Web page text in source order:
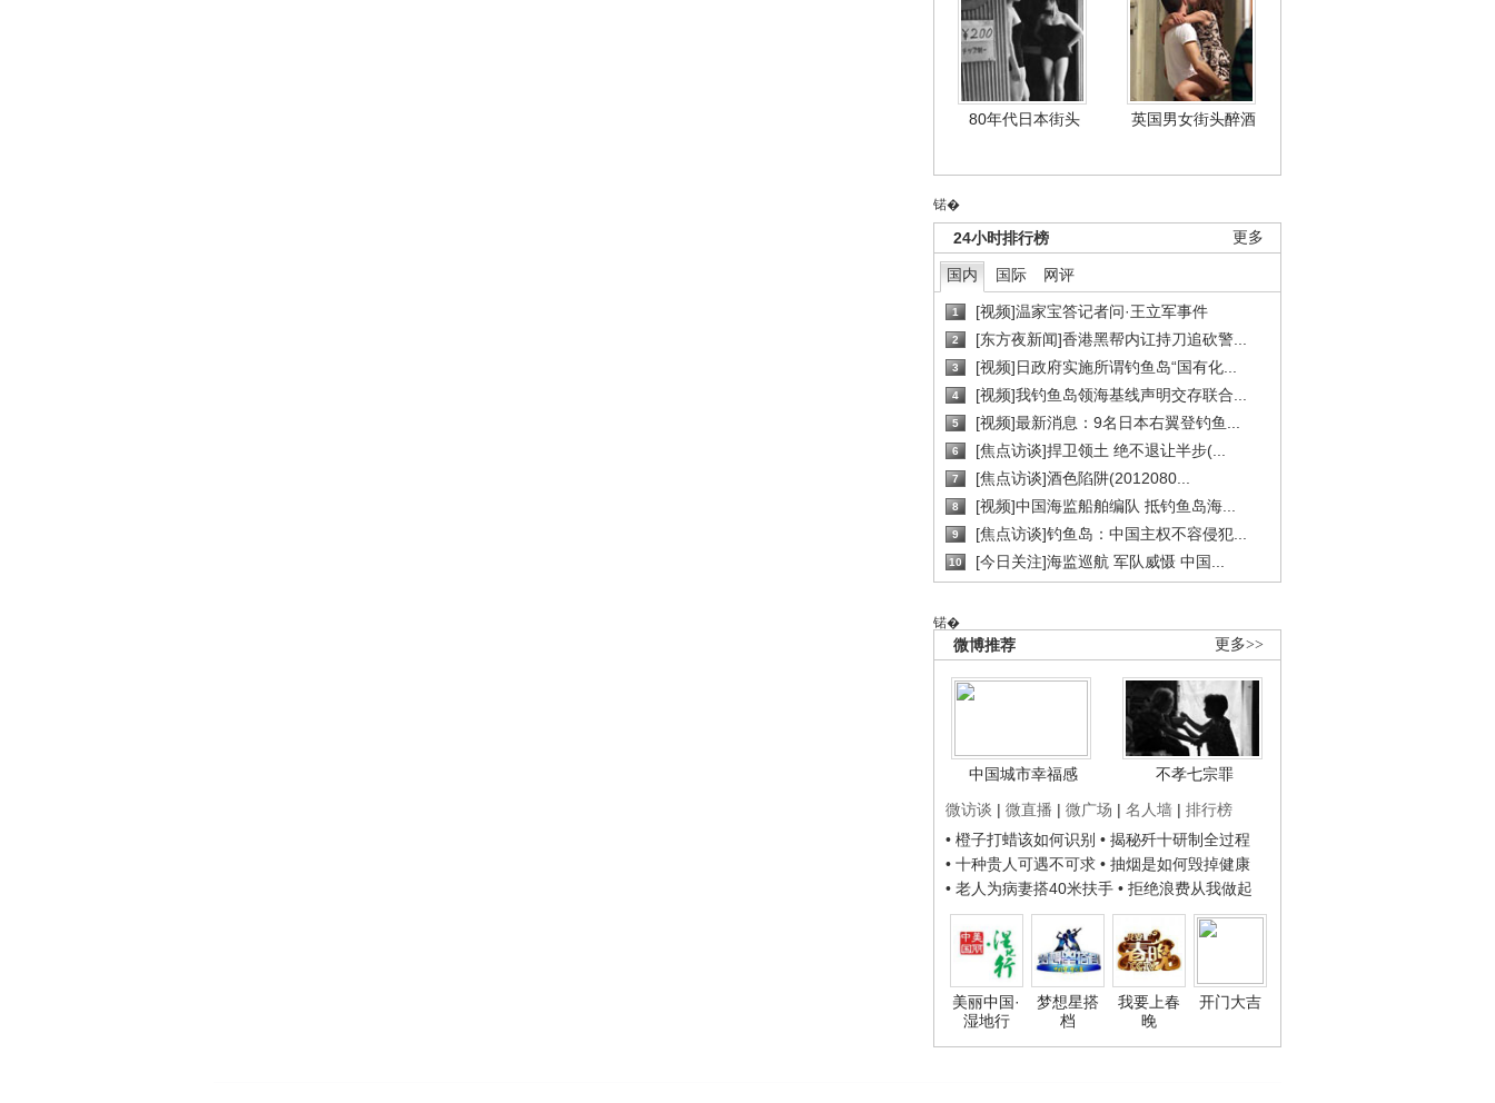
80年代日本街头 英国男女街头醉酒
锘�
更多
24小时排行榜
国内 国际 网评
1 [视频]温家宝答记者问·王立军事件
2 [东方夜新闻]香港黑帮内讧持刀追砍警...
3 [视频]日政府实施所谓钓鱼岛“国有化...
4 [视频]我钓鱼岛领海基线声明交存联合...
5 [视频]最新消息：9名日本右翼登钓鱼...
6 [焦点访谈]捍卫领土 绝不退让半步(...
7 [焦点访谈]酒色陷阱(2012080...
8 [视频]中国海监船舶编队 抵钓鱼岛海...
9 [焦点访谈]钓鱼岛：中国主权不容侵犯...
10 [今日关注]海监巡航 军队威慑 中国...
锘�
更多>>
微博推荐
中国城市幸福感
不孝七宗罪
微访谈 | 微直播 | 微广场 | 名人墙 | 排行榜
• 橙子打蜡该如何识别 • 揭秘歼十研制全过程
• 十种贵人可遇不可求 • 抽烟是如何毁掉健康
• 老人为病妻搭40米扶手 • 拒绝浪费从我做起
美丽中国·
湿地行
梦想星搭
档
我要上春
晚
开门大吉